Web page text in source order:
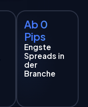
Ab 0
Pips
Engste
Spreads in
der
Branche